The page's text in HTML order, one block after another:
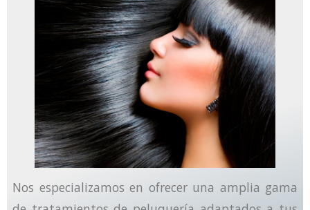
Nos especializamos en ofrecer una amplia gama